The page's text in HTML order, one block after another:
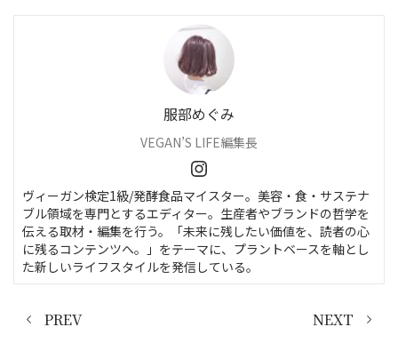
服部めぐみ
VEGAN’S LIFE編集長
ヴィーガン検定1級/発酵食品マイスター。美容・食・サステナ
ブル領域を専門とするエディター。生産者やブランドの哲学を
伝える取材・編集を行う。「未来に残したい価値を、読者の心
に残るコンテンツへ。」をテーマに、プラントベースを軸とし
た新しいライフスタイルを発信している。
PREV NEXT